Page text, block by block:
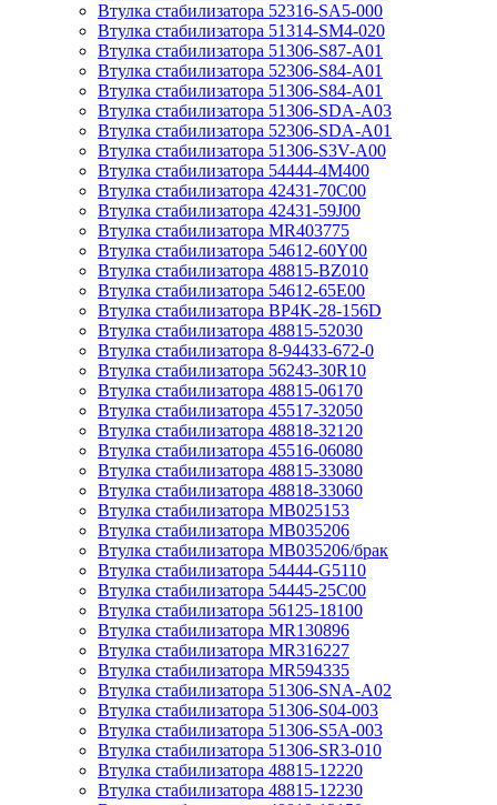
Втулка стабилизатора 52316-SA5-000
Втулка стабилизатора 51314-SM4-020
Втулка стабилизатора 51306-S87-A01
Втулка стабилизатора 52306-S84-A01
Втулка стабилизатора 51306-S84-A01
Втулка стабилизатора 51306-SDA-A03
Втулка стабилизатора 52306-SDA-A01
Втулка стабилизатора 51306-S3V-A00
Втулка стабилизатора 54444-4M400
Втулка стабилизатора 42431-70С00
Втулка стабилизатора 42431-59J00
Втулка стабилизатора MR403775
Втулка стабилизатора 54612-60Y00
Втулка стабилизатора 48815-BZ010
Втулка стабилизатора 54612-65Е00
Втулка стабилизатора BP4K-28-156D
Втулка стабилизатора 48815-52030
Втулка стабилизатора 8-94433-672-0
Втулка стабилизатора 56243-30R10
Втулка стабилизатора 48815-06170
Втулка стабилизатора 45517-32050
Втулка стабилизатора 48818-32120
Втулка стабилизатора 45516-06080
Втулка стабилизатора 48815-33080
Втулка стабилизатора 48818-33060
Втулка стабилизатора MB025153
Втулка стабилизатора MB035206
Втулка стабилизатора MB035206/брак
Втулка стабилизатора 54444-G5110
Втулка стабилизатора 54445-25C00
Втулка стабилизатора 56125-18100
Втулка стабилизатора MR130896
Втулка стабилизатора MR316227
Втулка стабилизатора MR594335
Втулка стабилизатора 51306-SNA-A02
Втулка стабилизатора 51306-S04-003
Втулка стабилизатора 51306-S5A-003
Втулка стабилизатора 51306-SR3-010
Втулка стабилизатора 48815-12220
Втулка стабилизатора 48815-12230